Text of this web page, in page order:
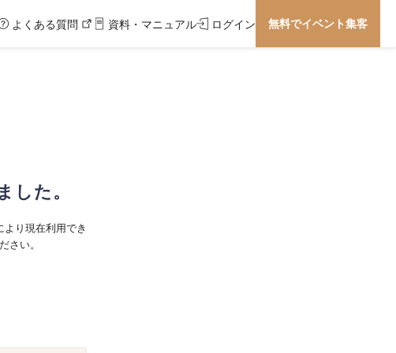
よくある質問 資料・マニュアル ログイン 無料でイベント集客
した。
り現在利用でき
さい。